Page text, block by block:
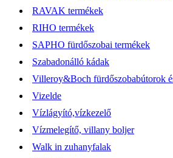
RAVAK termékek
RIHO termékek
SAPHO fürdőszobai termékek
Szabadonálló kádak
Villeroy&Boch fürdőszobabútorok
Vizelde
Vízlágyító,vízkezelő
Vízmelegítő, villany boljer
Walk in zuhanyfalak